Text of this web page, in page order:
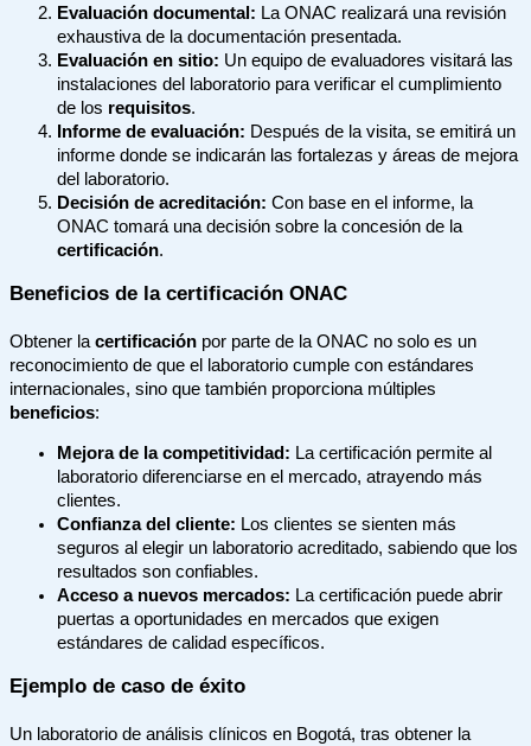
Evaluación documental: La ONAC realizará una revisión
exhaustiva de la documentación presentada.
Evaluación en sitio: Un equipo de evaluadores visitará las
instalaciones del laboratorio para verificar el cumplimiento
de los requisitos.
Informe de evaluación: Después de la visita, se emitirá un
informe donde se indicarán las fortalezas y áreas de mejora
del laboratorio.
Decisión de acreditación: Con base en el informe, la
ONAC tomará una decisión sobre la concesión de la
certificación.
Beneficios de la certificación ONAC
Obtener la certificación por parte de la ONAC no solo es un
reconocimiento de que el laboratorio cumple con estándares
internacionales, sino que también proporciona múltiples
beneficios:
Mejora de la competitividad: La certificación permite al
laboratorio diferenciarse en el mercado, atrayendo más
clientes.
Confianza del cliente: Los clientes se sienten más
seguros al elegir un laboratorio acreditado, sabiendo que los
resultados son confiables.
Acceso a nuevos mercados: La certificación puede abrir
puertas a oportunidades en mercados que exigen
estándares de calidad específicos.
Ejemplo de caso de éxito
Un laboratorio de análisis clínicos en Bogotá, tras obtener la